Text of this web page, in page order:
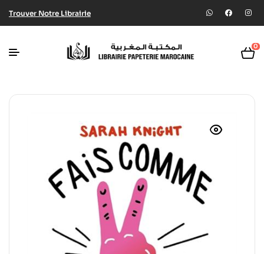
Trouver Notre Librairie
0